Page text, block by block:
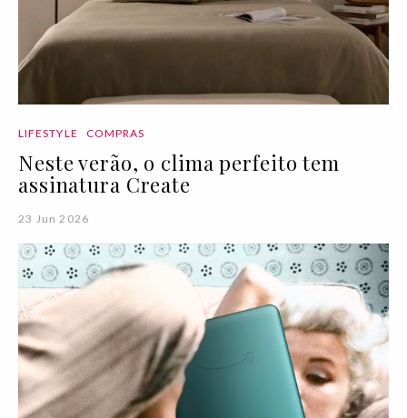
LIFESTYLE COMPRAS
Neste verão, o clima perfeito tem
assinatura Create
23 Jun 2026